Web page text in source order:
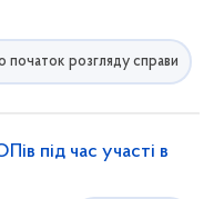
початок розгляду справи
під час участі в